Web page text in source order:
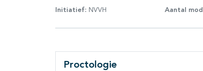
Initiatief: NVVH Aantal
Proctologie